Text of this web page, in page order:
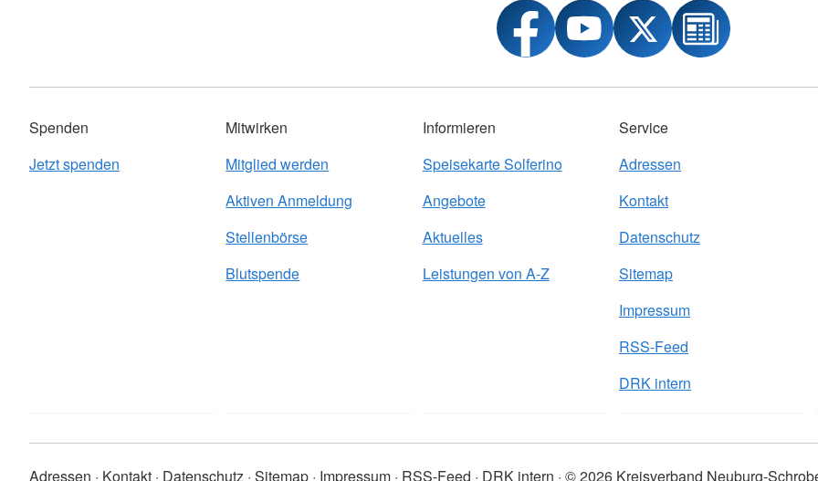
Spenden
Jetzt spenden
Mitwirken
Mitglied werden
Aktiven Anmeldung
Stellenbörse
Blutspende
Informieren
Speisekarte Solferino
Angebote
Aktuelles
Leistungen von A-Z
Service
Adressen
Kontakt
Datenschutz
Sitemap
Impressum
RSS-Feed
DRK intern
Adressen Kontakt Datenschutz Sitemap Impressum RSS-Feed DRK intern © 2026 Kreisverband Neuburg-